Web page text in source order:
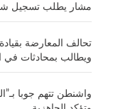
مشار يطلب تسجيل
تحالف المعارضة
ويطالب بمحادثات في
واشنطن تتهم جوبا